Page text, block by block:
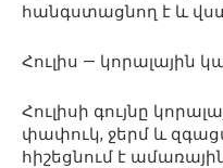
հանգստացնող է և
Հուլիս — կորալային
Հուլիսի գույնը
փափուկ, ջերմ և
հիշեցնում է